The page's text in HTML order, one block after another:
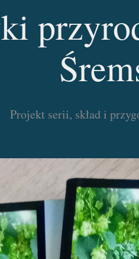
Projekt serii, skład i